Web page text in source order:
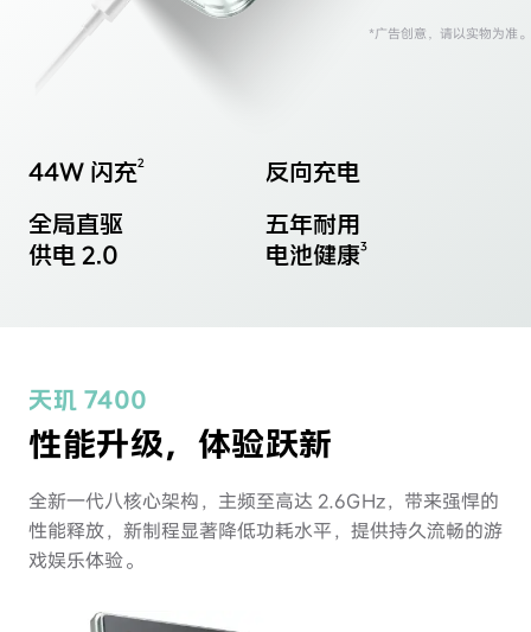
44W 闪充
反向充电
全局直驱
供电 2.0
五年耐用
电池健康
*广告创意，请以实物为准。
天玑 7400
性能升级，体验跃新
全新一代八核心架构，主频至高达 2.6GHz，带来强悍的
性能释放，新制程显著降低功耗水平，提供持久流畅的游
戏娱乐体验。